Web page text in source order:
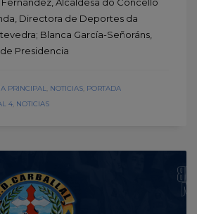
Directora de Deportes da
Blanca García-Señoráns,
Presidencia
PRINCIPAL NOTICIAS PORTADA
4 NOTICIAS